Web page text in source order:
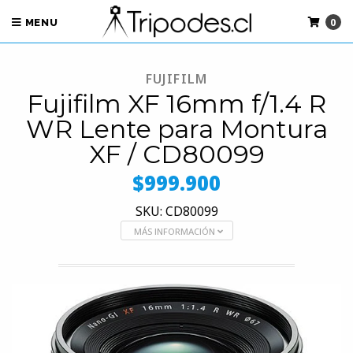
MENU 0
FUJIFILM
Fujifilm XF 16mm f/1.4 R
WR Lente para Montura
XF / CD80099
$999.900
SKU: CD80099
MÁS INFORMACIÓN